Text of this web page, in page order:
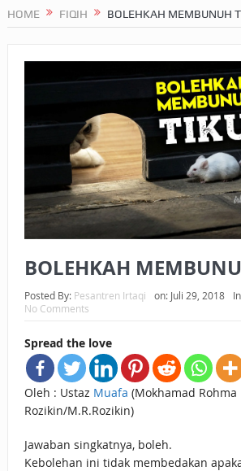
SEBELUM TIBA SAAT WAJIB?
HAKIKAT NIKMAT DI DUNIA!
BAGAIMANA CARA MEMBAYAR ZAKAT
UANG HARAM BISA MENJADI HALAL
KEPEMILIKANNYA BERUBAH
HUKUM MEMBAYAR ZAKAT DENGAN
HUKUM MEMBAYAR ZAKAT KEPADA
HOME FIQIH BOLEHKAH MEMBUNUH
BOLEHKAH
Posted By: Pesantren Irtaqi on: Juli 29, 2018
No Comments
Spread the love
Oleh : Ustaz Muafa (Mokhamad Rohma
Rozikin/M.R.Rozikin)
Jawaban singkatnya, boleh.
Kebolehan ini tidak membedakan